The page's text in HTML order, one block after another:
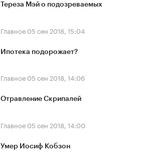
Тереза Мэй о подозреваемых
Главное 05 сен 2018, 15:04
Ипотека подорожает?
Главное 05 сен 2018, 14:06
Отравление Скрипалей
Главное 05 сен 2018, 14:00
Умер Иосиф Кобзон